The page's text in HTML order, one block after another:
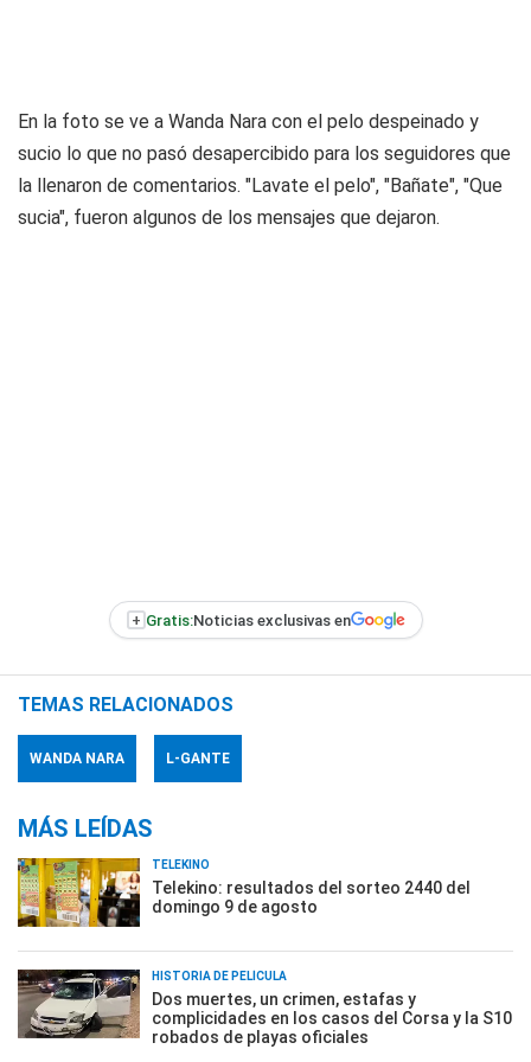
En la foto se ve a Wanda Nara con el pelo despeinado y
sucio lo que no pasó desapercibido para los seguidores que
la llenaron de comentarios. "Lavate el pelo", "Bañate", "Que
sucia", fueron algunos de los mensajes que dejaron.
+ Gratis:Noticias exclusivas en
TEMAS RELACIONADOS
WANDA NARA L-GANTE
MÁS LEÍDAS
TELEKINO
Telekino: resultados del sorteo 2440 del
domingo 9 de agosto
HISTORIA DE PELÍCULA
Dos muertes, un crimen, estafas y
complicidades en los casos del Corsa y la S10
robados de playas oficiales